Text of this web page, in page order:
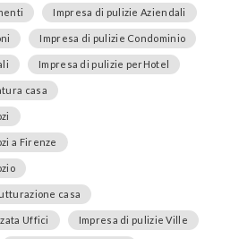
Impresa di pulizie Aziendali
Impresa di pulizie Condominio
Impresa di pulizie perHotel
casa
a Firenze
casa
Uffici Impresa di pulizie Ville